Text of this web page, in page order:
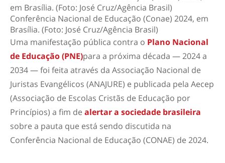
Conferência Nacional de Educação (Conae) 2024, em
Brasília. (Foto: José Cruz/Agência Brasil)
Uma manifestação pública contra o Plano Nacional
de Educação (PNE)para a próxima década — 2024 a
2034 — foi feita através da Associação Nacional de
Juristas Evangélicos (ANAJURE) e publicada pela Aecep
(Associação de Escolas Cristãs de Educação por
Princípios) a fim de alertar a sociedade brasileira
sobre a pauta que está sendo discutida na
Conferência Nacional de Educação (CONAE) de 2024.